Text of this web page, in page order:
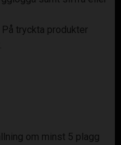
tryckta produkter
om minst 5 plagg